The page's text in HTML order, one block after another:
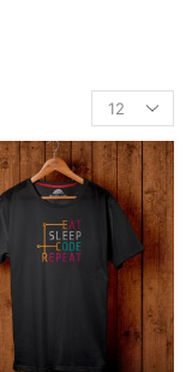
Products
per
page